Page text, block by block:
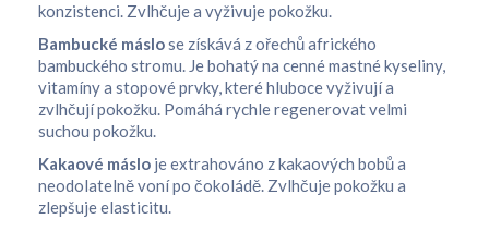
konzistenci. Zvlhčuje a vyživuje pokožku.
Bambucké máslose získává z ořechů afrického
bambuckého stromu. Je bohatý na cenné mastné kyseliny,
vitamíny a stopové prvky, které hluboce vyživují a
zvlhčují pokožku. Pomáhá rychle regenerovat velmi
suchou pokožku.
Kakaové máslo je extrahováno z kakaových bobů a
neodolatelně voní po čokoládě. Zvlhčuje pokožku a
zlepšuje elasticitu.